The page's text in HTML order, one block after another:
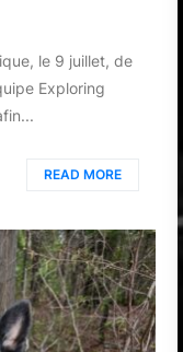
le 9 juillet, de
Exploring
READ MORE